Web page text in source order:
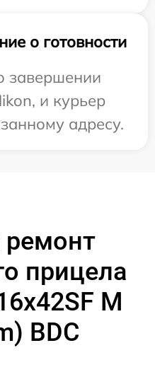
о готовности
и курьер
адресу.
прицела
M
BDC